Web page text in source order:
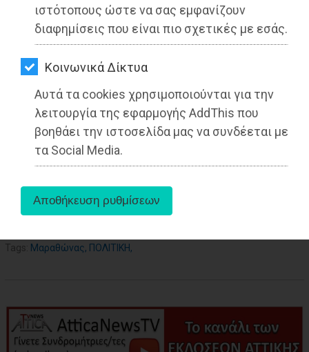
ιστότοπους ώστε να σας εμφανίζουν
διαφημίσεις που είναι πιο σχετικές με εσάς.
Kοινωνικά Δίκτυα
Αυτά τα cookies χρησιμοποιούνται για την
λειτουργία της εφαρμογής AddThis που
βοηθάει την ιστοσελίδα μας να συνδέεται με
τα Social Media.
OΔΗΓΟΣ
ΑΓΟΡΑΣ
ΨΙΘΥΡΟΙ
ΑΠΟΣΤΟΛΗ
ΑΡΘΡΩΝ
Από τo Dimotisnews
aboutus
Tags: Μαραθώνας, ΠΟΛΙΤΙΚΗ,